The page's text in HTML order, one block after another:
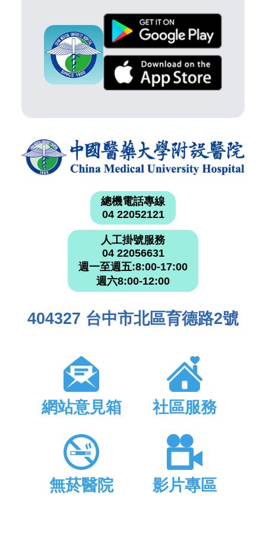
總機電話專線
04 22052121
人工掛號服務
04 22056631
週一至週五:8:00-17:00
週六8:00-12:00
404327 台中市北區育德路2號
網站意見箱 社區服務
無菸醫院 影片專區